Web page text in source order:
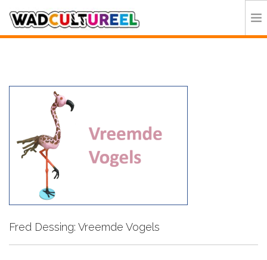
DEELNEMERS
CONTACT
ORGANISATIE
Fred Dessing: Vreemde Vogels